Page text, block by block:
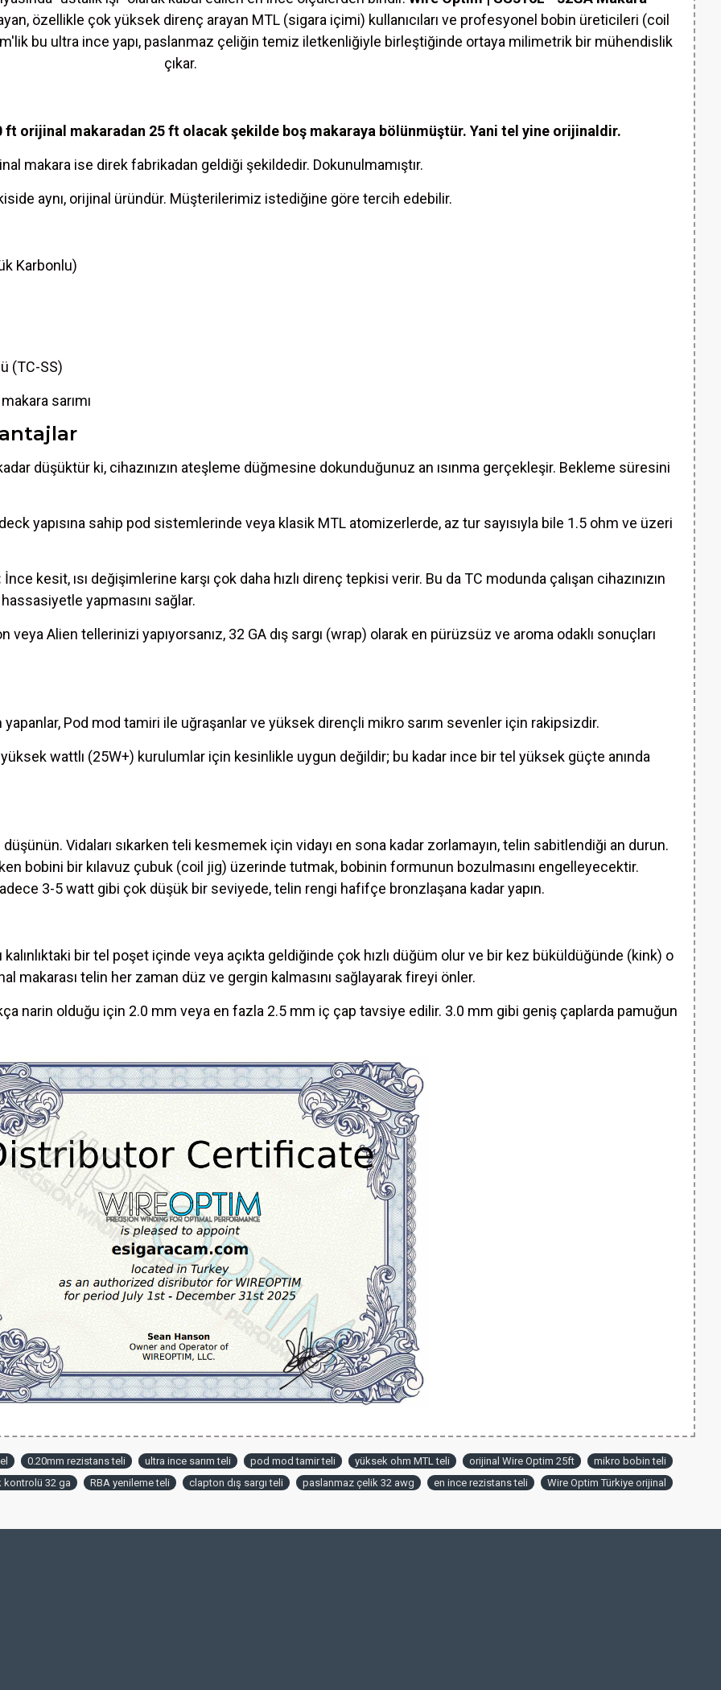
özellikle çok yüksek direnç arayan MTL (sigara içimi) kullanıcıları ve profesyonel bobin üreticileri (coil
bu ultra ince yapı, paslanmaz çeliğin temiz iletkenliğiyle birleştiğinde ortaya milimetrik bir mühendislik
çıkar.
orijinal makaradan 25 ft olacak şekilde boş makaraya bölünmüştür. Yani tel yine orijinaldir.
makara ise direk fabrikadan geldiği şekildedir. Dokunulmamıştır.
aynı, orijinal üründür. Müşterilerimiz istediğine göre tercih edebilir.
Karbonlu)
(TC-SS)
sarımı
düşüktür ki, cihazınızın ateşleme düğmesine dokunduğunuz an ısınma gerçekleşir. Bekleme süresini
yapısına sahip pod sistemlerinde veya klasik MTL atomizerlerde, az tur sayısıyla bile 1.5 ohm ve üzeri
İnce kesit, ısı değişimlerine karşı çok daha hızlı direnç tepkisi verir. Bu da TC modunda çalışan cihazınızın
yapmasını sağlar.
veya Alien tellerinizi yapıyorsanız, 32 GA dış sargı (wrap) olarak en pürüzsüz ve aroma odaklı sonuçları
Pod mod tamiri ile uğraşanlar ve yüksek dirençli mikro sarım sevenler için rakipsizdir.
wattlı (25W+) kurulumlar için kesinlikle uygun değildir; bu kadar ince bir tel yüksek güçte anında
Vidaları sıkarken teli kesmemek için vidayı en sona kadar zorlamayın, telin sabitlendiği an durun.
bobini bir kılavuz çubuk (coil jig) üzerinde tutmak, bobinin formunun bozulmasını engelleyecektir.
3-5 watt gibi çok düşük bir seviyede, telin rengi hafifçe bronzlaşana kadar yapın.
bir tel poşet içinde veya açıkta geldiğinde çok hızlı düğüm olur ve bir kez büküldüğünde (kink) o
makarası telin her zaman düz ve gergin kalmasını sağlayarak fireyi önler.
narin olduğu için 2.0 mm veya en fazla 2.5 mm iç çap tavsiye edilir. 3.0 mm gibi geniş çaplarda pamuğun
0.20mm rezistans teli ultra ince sarım teli pod mod tamir teli yüksek ohm MTL teli orijinal Wire Optim 25ft
mikro bobin teli
kontrolü 32 ga
RBA yenileme teli clapton dış sargı teli paslanmaz çelik 32 awg en ince rezistans teli Wire Optim Türkiye orijinal